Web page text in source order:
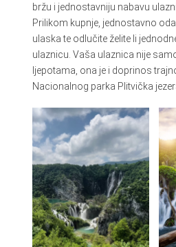
bržu i jednostavniju nabavu
Prilikom kupnje, jednostavno
ulaska te odlučite želite li
ulaznicu. Vaša ulaznica nije
ljepotama, ona je i doprinos
Nacionalnog parka Plitvička